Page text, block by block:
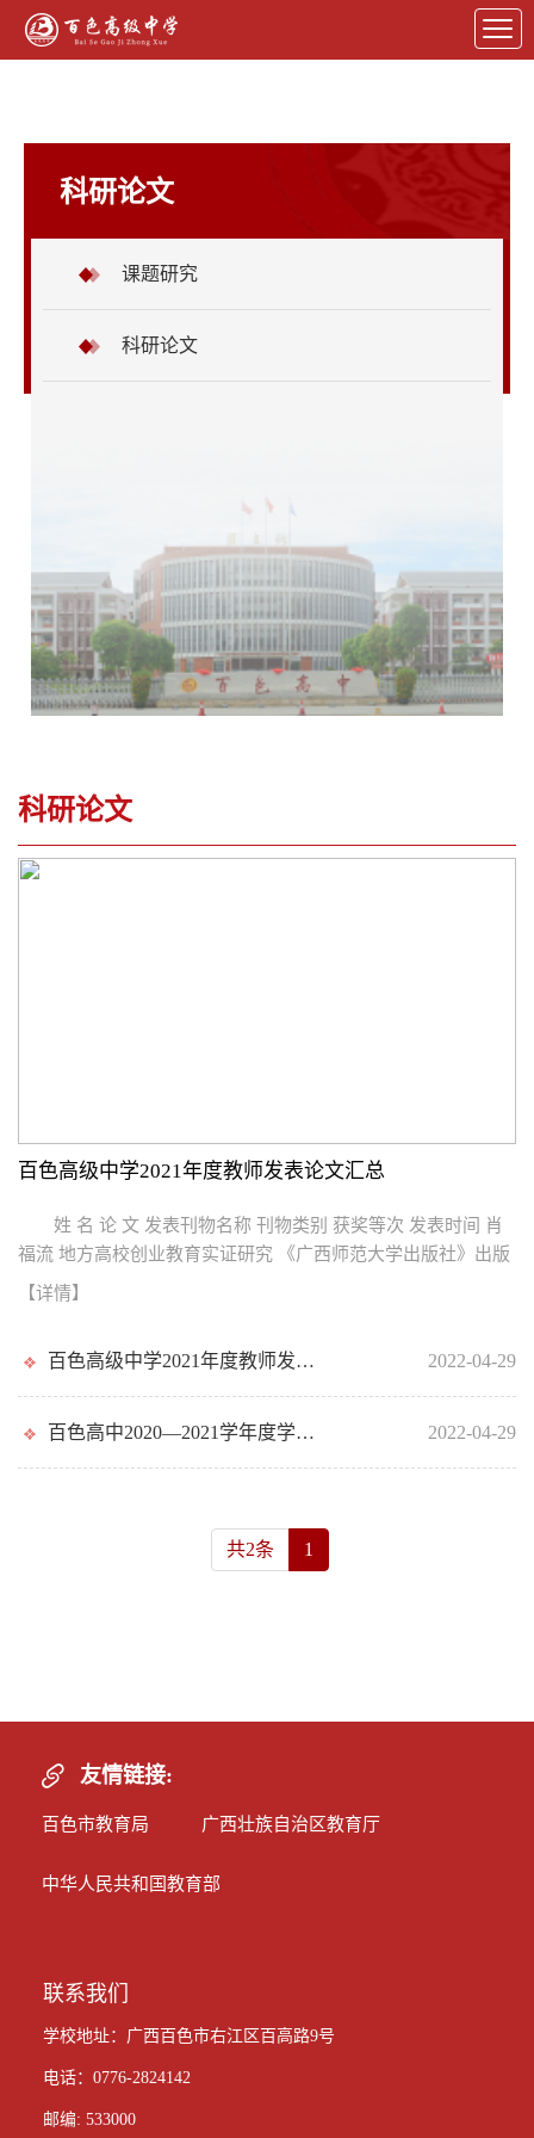
科研论文
课题研究
科研论文
科研论文
百色高级中学2021年度教师发表论文汇总
姓 名 论 文 发表刊物名称 刊物类别 获奖等次 发表时间 肖
福流 地方高校创业教育实证研究 《广西师范大学出版社》出版
学术专著 2021．04肖福流李雄涛 义务教育阶段书法教育研究
【详情】
百色高级中学2021年度教师发表论文汇总 2022-04-29
百色高中2020—2021学年度学校教科研方面获得的集体荣誉 2022-04-29
共2条 1
友情链接:
百色市教育局 广西壮族自治区教育厅
中华人民共和国教育部
联系我们
学校地址：广西百色市右江区百高路9号
电话：0776-2824142
邮编: 533000